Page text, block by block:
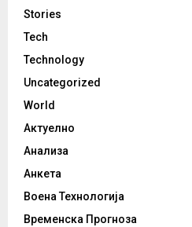
Stories
Tech
Technology
Uncategorized
World
Актуелно
Анализа
Анкета
Воена Технологија
Временска Прогноза